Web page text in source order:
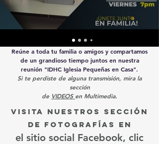
Reúne a toda tu familia o amigos y compartamos
de un grandioso tiempo juntos en nuestra
reunión "IDHC Iglesia Pequeñas en Casa".
Si te perdiste de alguna transmisión, mira la
sección
de VIDEOS en Multimedia.
VISITA nuestros sección
de fotografías EN
el sitio social Facebook, clic